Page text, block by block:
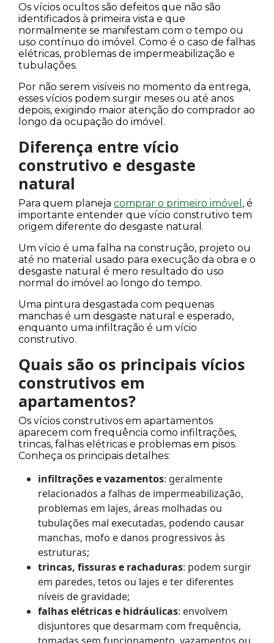
Os vícios ocultos são defeitos que não são
identificados à primeira vista e que
normalmente se manifestam com o tempo ou
uso contínuo do imóvel. Como é o caso de falhas
elétricas, problemas de impermeabilização e
tubulações.
Por não serem visíveis no momento da entrega,
esses vícios podem surgir meses ou até anos
depois, exigindo maior atenção do comprador ao
longo da ocupação do imóvel.
Diferença entre vício
construtivo e desgaste
natural
Para quem planeja comprar o primeiro imóvel , é
importante entender que vício construtivo tem
origem diferente do desgaste natural.
Um vício é uma falha na construção, projeto ou
até no material usado para execução da obra e o
desgaste natural é mero resultado do uso
normal do imóvel ao longo do tempo.
Uma pintura desgastada com pequenas
manchas é um desgaste natural e esperado,
enquanto uma infiltração é um vício
construtivo.
Quais são os principais vícios
construtivos em
apartamentos?
Os vícios construtivos em apartamentos
aparecem com frequência como infiltrações,
trincas, falhas elétricas e problemas em pisos.
Conheça os principais detalhes:
infiltrações e vazamentos: geralmente
relacionados a falhas de impermeabilização,
problemas em lajes, áreas molhadas ou
tubulações mal executadas, podendo causar
manchas, mofo e danos progressivos às
estruturas;
trincas, fissuras e rachaduras: podem surgir
em paredes, tetos ou lajes e ter diferentes
níveis de gravidade;
falhas elétricas e hidráulicas: envolvem
disjuntores que desarmam com frequência,
tomadas sem funcionamento, vazamentos ou